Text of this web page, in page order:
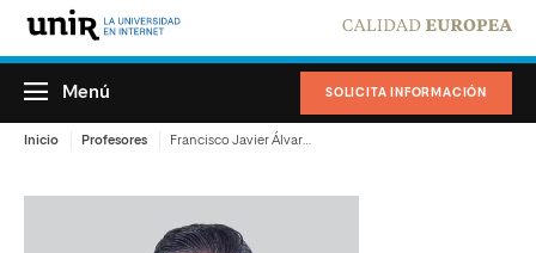
SOLICITA INFORMACIÓN
Menú
Inicio Profesores